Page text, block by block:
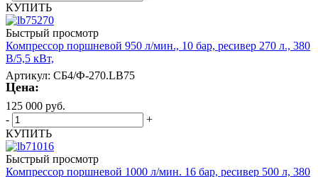
КУПИТЬ
Быстрый просмотр
Компрессор поршневой 950 л/мин., 10 бар, ресивер 270 л., 380
В/5,5 кВт,
Артикул: СБ4/Ф-270.LB75
Цена:
125 000 руб.
-
+
КУПИТЬ
Быстрый просмотр
Компрессор поршневой 1000 л/мин. 16 бар, ресивер 500 л, 380